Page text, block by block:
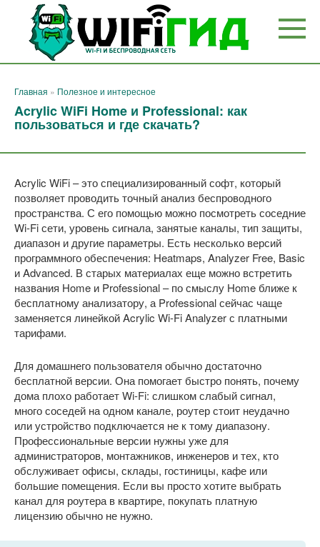
Перейти
контенту
Главная » Полезное и интересное
Acrylic WiFi Home и Professional: как
пользоваться и где скачать?
Acrylic WiFi – это специализированный софт, который
позволяет проводить точный анализ беспроводного
пространства. С его помощью можно посмотреть соседние
Wi-Fi сети, уровень сигнала, занятые каналы, тип защиты,
диапазон и другие параметры. Есть несколько версий
программного обеспечения: Heatmaps, Analyzer Free, Basic
и Advanced. В старых материалах еще можно встретить
названия Home и Professional – по смыслу Home ближе к
бесплатному анализатору, а Professional сейчас чаще
заменяется линейкой Acrylic Wi-Fi Analyzer с платными
тарифами.
Для домашнего пользователя обычно достаточно
бесплатной версии. Она помогает быстро понять, почему
дома плохо работает Wi-Fi: слишком слабый сигнал,
много соседей на одном канале, роутер стоит неудачно
или устройство подключается не к тому диапазону.
Профессиональные версии нужны уже для
администраторов, монтажников, инженеров и тех, кто
обслуживает офисы, склады, гостиницы, кафе или
большие помещения. Если вы просто хотите выбрать
канал для роутера в квартире, покупать платную
лицензию обычно не нужно.